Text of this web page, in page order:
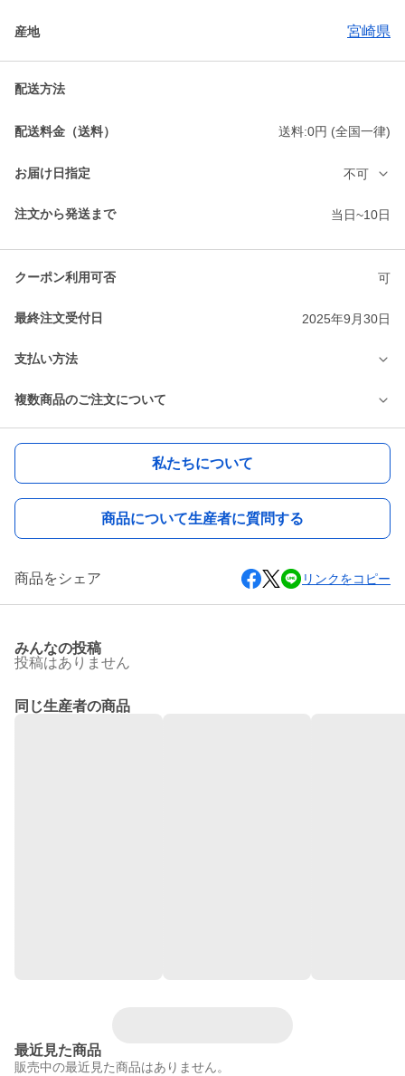
産地 宮崎県
配送方法
配送料金（送料） 送料:0円 (全国一律)
お届け日指定 不可
注文から発送まで 当日~10日
クーポン利用可否 可
最終注文受付日 2025年9月30日
支払い方法
複数商品のご注文について
私たちについて
商品について生産者に質問する
商品をシェア リンクをコピー
みんなの投稿
投稿はありません
同じ生産者の商品
最近見た商品
販売中の最近見た商品はありません。